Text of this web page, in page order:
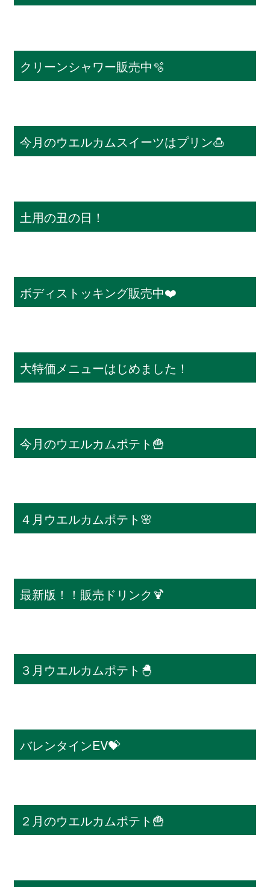
クリーンシャワー販売中🫧
今月のウエルカムスイーツはプリン🍮
土用の丑の日！
ボディストッキング販売中❤️
大特価メニューはじめました！
今月のウエルカムポテト🍟
４月ウエルカムポテト🌸
最新版！！販売ドリンク🍹
３月ウエルカムポテト🐣
バレンタインEV💝
２月のウエルカムポテト🍟